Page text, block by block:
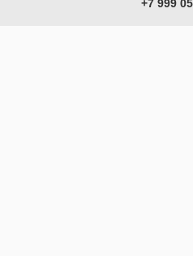
+7 999